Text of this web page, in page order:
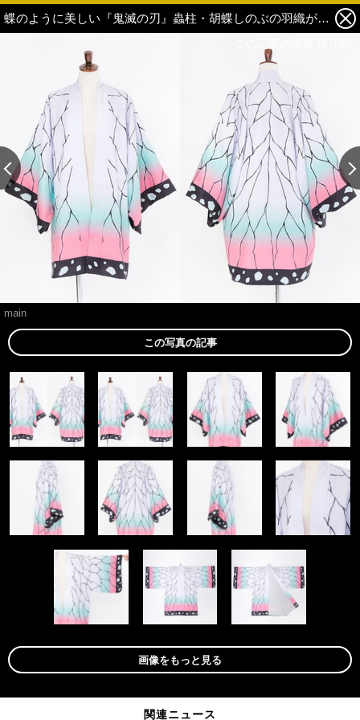
蝶のように美しい『鬼滅の刃』蟲柱・胡蝶しのぶの羽織が発売決定！ 1枚目の写真・画像
main
この写真の記事
画像をもっと見る
関連ニュース